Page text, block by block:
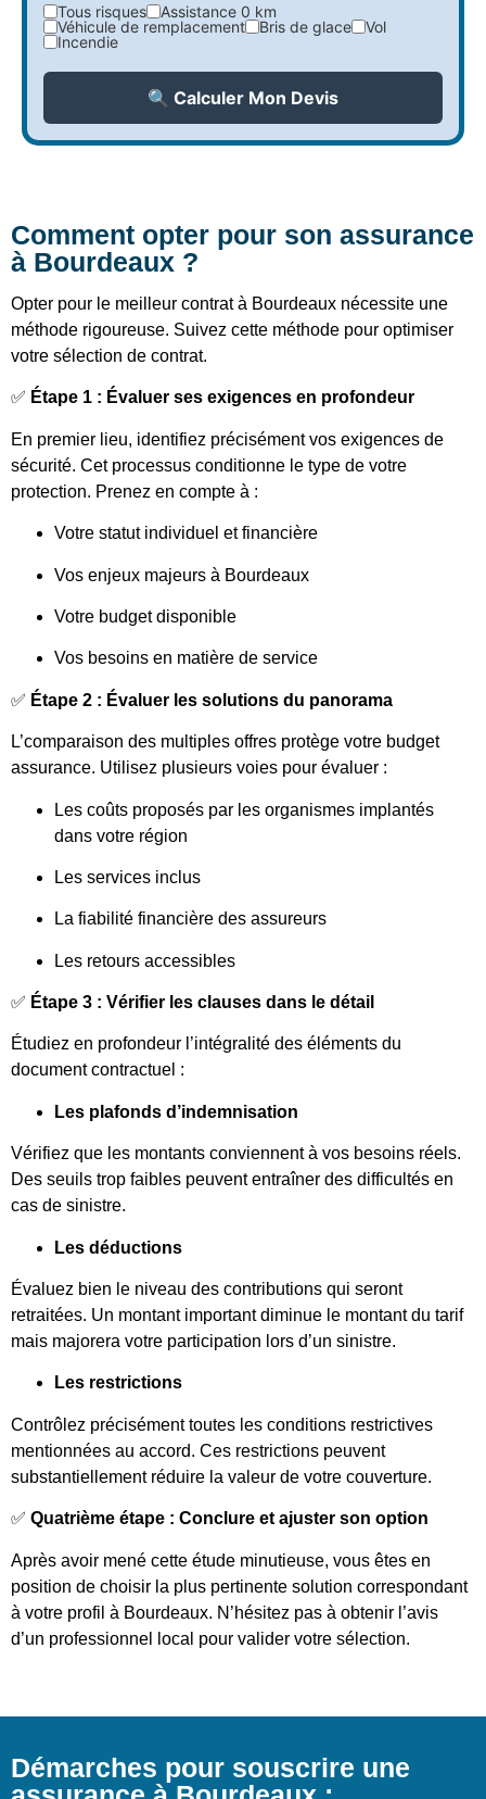
Tous risques
Assistance 0 km
Véhicule de remplacement
Bris de glace
Vol
Incendie
🔍 Calculer Mon Devis
Comment opter pour son assurance
à Bourdeaux ?
Opter pour le meilleur contrat à Bourdeaux nécessite une
méthode rigoureuse. Suivez cette méthode pour optimiser
votre sélection de contrat.
✅ Étape 1 : Évaluer ses exigences en profondeur
En premier lieu, identifiez précisément vos exigences de
sécurité. Cet processus conditionne le type de votre
protection. Prenez en compte à :
Votre statut individuel et financière
Vos enjeux majeurs à Bourdeaux
Votre budget disponible
Vos besoins en matière de service
✅ Étape 2 : Évaluer les solutions du panorama
L’comparaison des multiples offres protège votre budget
assurance. Utilisez plusieurs voies pour évaluer :
Les coûts proposés par les organismes implantés
dans votre région
Les services inclus
La fiabilité financière des assureurs
Les retours accessibles
✅ Étape 3 : Vérifier les clauses dans le détail
Étudiez en profondeur l’intégralité des éléments du
document contractuel :
Les plafonds d’indemnisation
Vérifiez que les montants conviennent à vos besoins réels.
Des seuils trop faibles peuvent entraîner des difficultés en
cas de sinistre.
Les déductions
Évaluez bien le niveau des contributions qui seront
retraitées. Un montant important diminue le montant du tarif
mais majorera votre participation lors d’un sinistre.
Les restrictions
Contrôlez précisément toutes les conditions restrictives
mentionnées au accord. Ces restrictions peuvent
substantiellement réduire la valeur de votre couverture.
✅ Quatrième étape : Conclure et ajuster son option
Après avoir mené cette étude minutieuse, vous êtes en
position de choisir la plus pertinente solution correspondant
à votre profil à Bourdeaux. N’hésitez pas à obtenir l’avis
d’un professionnel local pour valider votre sélection.
Démarches pour souscrire une